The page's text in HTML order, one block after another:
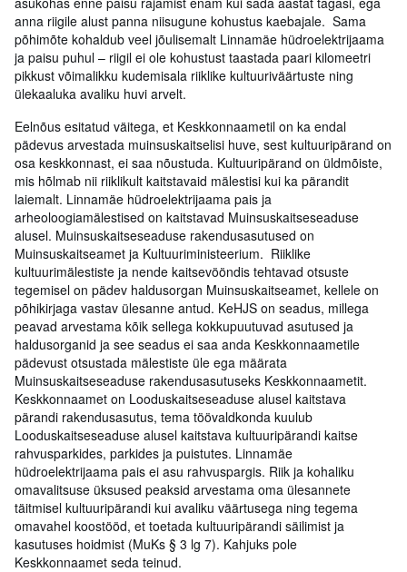
anna riigile alust panna niisugune kohustus kaebajale. Sama
põhimõte kohaldub veel jõulisemalt Linnamäe hüdroelektrijaama
ja paisu puhul – riigil ei ole kohustust taastada paari kilomeetri
pikkust võimalikku kudemisala riiklike kultuuriväärtuste ning
ülekaaluka avaliku huvi arvelt.
Eelnõus esitatud väitega, et Keskkonnaametil on ka endal
pädevus arvestada muinsuskaitselisi huve, sest kultuuripärand on
osa keskkonnast, ei saa nõustuda. Kultuuripärand on üldmõiste,
mis hõlmab nii riiklikult kaitstavaid mälestisi kui ka pärandit
laiemalt. Linnamäe hüdroelektrijaama pais ja
arheoloogiamälestised on kaitstavad Muinsuskaitseseaduse
alusel. Muinsuskaitseseaduse rakendusasutused on
Muinsuskaitseamet ja Kultuuriministeerium. Riiklike
kultuurimälestiste ja nende kaitsevööndis tehtavad otsuste
tegemisel on pädev haldusorgan Muinsuskaitseamet, kellele on
põhikirjaga vastav ülesanne antud. KeHJS on seadus, millega
peavad arvestama kõik sellega kokkupuutuvad asutused ja
haldusorganid ja see seadus ei saa anda Keskkonnaametile
pädevust otsustada mälestiste üle ega määrata
Muinsuskaitseseaduse rakendusasutuseks Keskkonnaametit.
Keskkonnaamet on Looduskaitseseaduse alusel kaitstava
pärandi rakendusasutus, tema töövaldkonda kuulub
Looduskaitseseaduse alusel kaitstava kultuuripärandi kaitse
rahvusparkides, parkides ja puistutes. Linnamäe
hüdroelektrijaama pais ei asu rahvuspargis. Riik ja kohaliku
omavalitsuse üksused peaksid arvestama oma ülesannete
täitmisel kultuuripärandi kui avaliku väärtusega ning tegema
omavahel koostööd, et toetada kultuuripärandi säilimist ja
kasutuses hoidmist (MuKs § 3 lg 7). Kahjuks pole
Keskkonnaamet seda teinud.